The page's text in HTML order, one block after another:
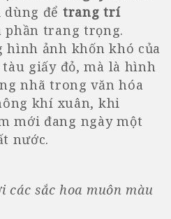
để trang trí
phần trang trọng.
hình ảnh khốn khó của
giấy đỏ, mà là hình
nhã trong văn hóa
khí xuân, khi
mới đang ngày một
nước.
các sắc hoa muôn màu